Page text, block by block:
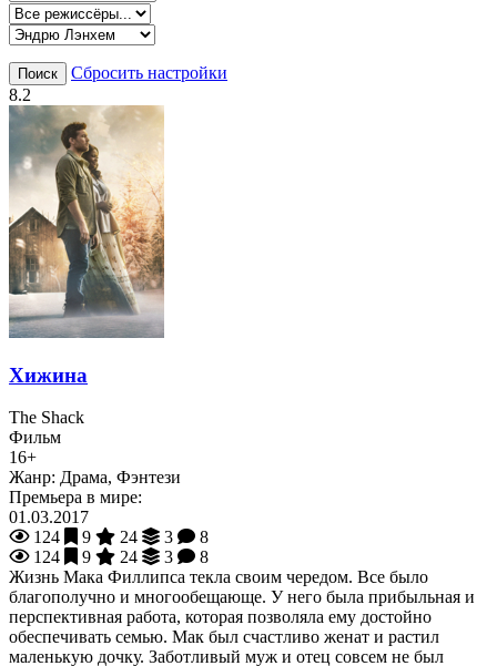
Поиск
Сбросить настройки
8.2
Хижина
The Shack
Фильм
16+
Жанр: Драма, Фэнтези
Премьера в мире:
01.03.2017
124
9 24 3
8
124
9 24 3
8
Жизнь Мака Филлипса текла своим чередом. Все было
благополучно и многообещающе. У него была прибыльная и
перспективная работа, которая позволяла ему достойно
обеспечивать семью. Мак был счастливо женат и растил
маленькую дочку. Заботливый муж и отец совсем не был